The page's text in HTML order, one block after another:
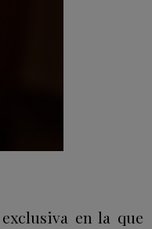
en la que